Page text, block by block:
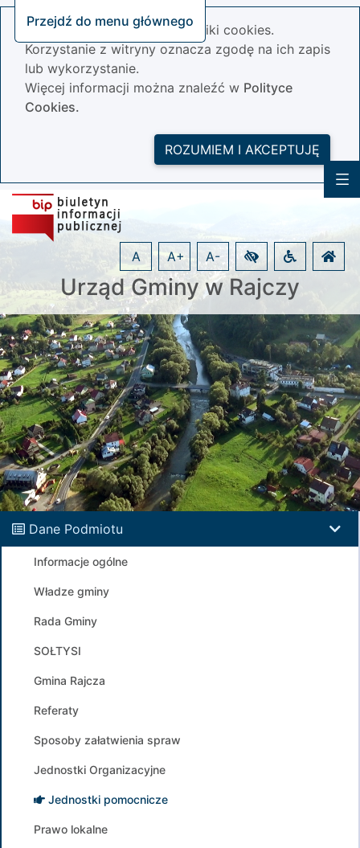
Przejdź do menu głównego
Nasza strona wykorzystuje pliki cookies.
Korzystanie z witryny oznacza zgodę na ich zapis
lub wykorzystanie.
Więcej informacji można znaleźć w Polityce
Cookies.
ROZUMIEM I AKCEPTUJĘ
Urząd Gminy w Rajczy
A A+ A-
Dane Podmiotu
Informacje ogólne
Władze gminy
Rada Gminy
SOŁTYSI
Gmina Rajcza
Referaty
Sposoby załatwienia spraw
Jednostki Organizacyjne
Jednostki pomocnicze
Prawo lokalne